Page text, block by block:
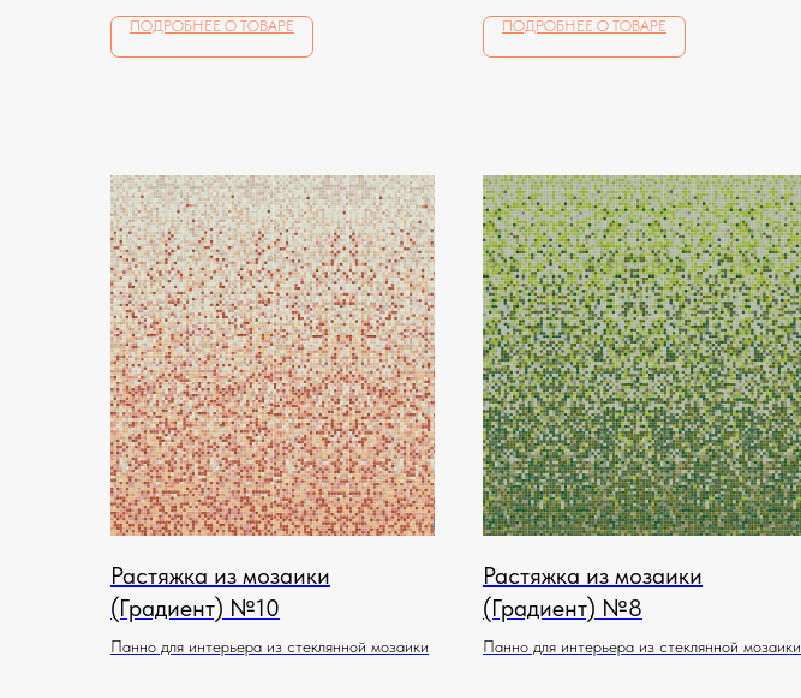
ПОДРОБНЕЕ О ТОВАРЕ ПОДРОБНЕЕ О ТОВАРЕ
Растяжка из мозаики
(Градиент) №10
Панно для интерьера из стеклянной мозаики
Растяжка из мозаики
(Градиент) №8
Панно для интерьера из стеклянной мозаики